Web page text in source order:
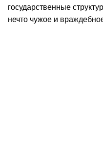
государственные
нечто чужое и